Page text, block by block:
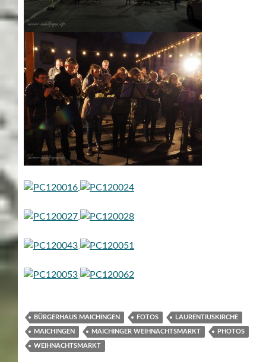
BÜRGERHAUS MAICHINGEN FOTOS LAURENTIUSKIRCHE
MAICHINGEN MAICHINGER WEIHNACHTSMARKT PHOTOS
WEIHNACHTSMARKT